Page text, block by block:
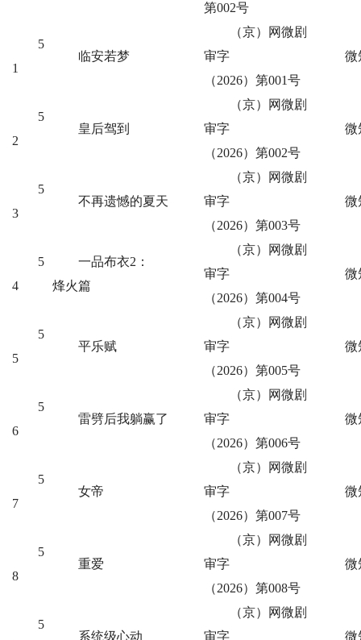
第002号
5
1
临安若梦
（京）网微剧
审字
（2026）第001号
微
5
2
皇后驾到
（京）网微剧
审字
（2026）第002号
微
5
3
不再遗憾的夏天
（京）网微剧
审字
（2026）第003号
微
5
4
一品布衣2：
烽火篇
（京）网微剧
审字
（2026）第004号
微
5
5
平乐赋
（京）网微剧
审字
（2026）第005号
微
5
6
雷劈后我躺赢了
（京）网微剧
审字
（2026）第006号
微
5
7
女帝
（京）网微剧
审字
（2026）第007号
微
5
8
重爱
（京）网微剧
审字
（2026）第008号
微
5
系统级心动
（京）网微剧
审字
微